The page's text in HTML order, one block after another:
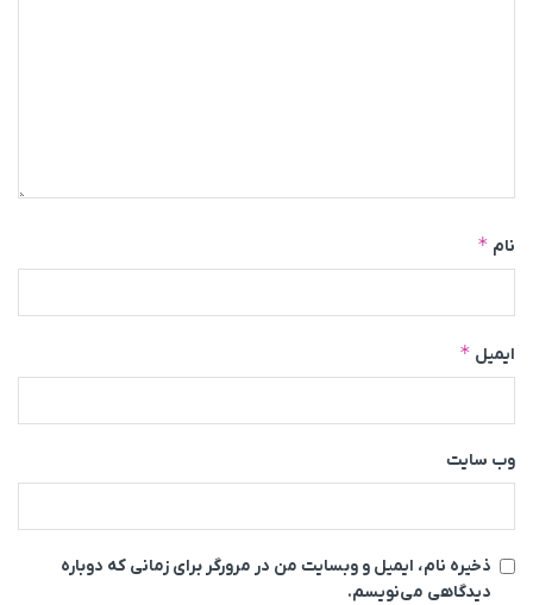
نام *
ایمیل *
وب‌ سایت
ذخیره نام، ایمیل و وبسایت من در مرورگر برای زمانی که دوباره
دیدگاهی می‌نویسم.